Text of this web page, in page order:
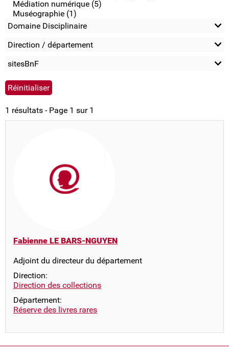
Médiation numérique (5)
Muséographie (1)
Domaine Disciplinaire
Direction / département
sitesBnF
1 résultats - Page 1 sur 1
Fabienne LE BARS-NGUYEN
Adjoint du directeur du département
Direction:
Direction des collections
Département:
Réserve des livres rares